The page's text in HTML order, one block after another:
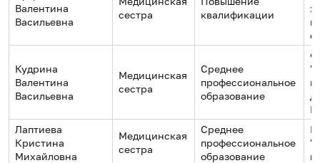
Валентина
Васильевна
сестра
квалификации
Кудрина
Валентина
Васильевна
Медицинская
сестра
Среднее
профессиональное
образование
Лаптиева
Кристина
Михайловна
Медицинская
сестра
Среднее
профессиональное
образование